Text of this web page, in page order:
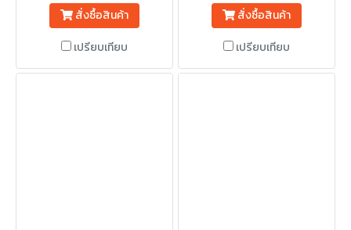
สั่งซื้อสินค้า
เปรียบเทียบ
สั่งซื้อสินค้า
เปรียบเทียบ